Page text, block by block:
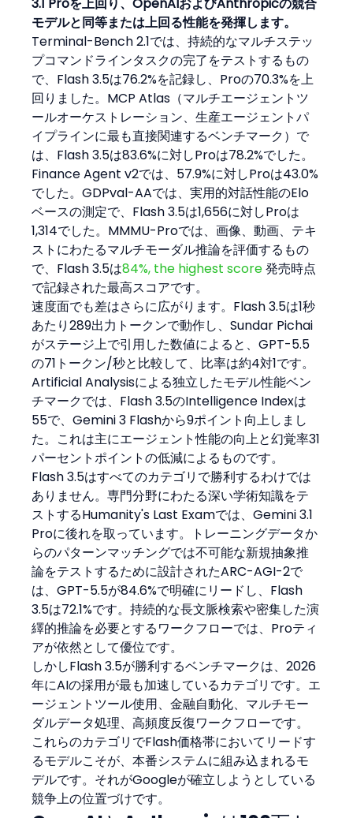
モデルと同等または上回る性能を発揮します。
Terminal-Bench 2.1では、持続的なマルチステッ
プコマンドラインタスクの完了をテストするもの
で、Flash 3.5は76.2%を記録し、Proの70.3%を上
回りました。MCP Atlas（マルチエージェントツ
ールオーケストレーション、生産エージェントパ
イプラインに最も直接関連するベンチマーク）で
は、Flash 3.5は83.6%に対しProは78.2%でした。
Finance Agent v2では、57.9%に対しProは43.0%
でした。GDPval-AAでは、実用的対話性能のElo
ベースの測定で、Flash 3.5は1,656に対しProは
1,314でした。MMMU-Proでは、画像、動画、テキ
ストにわたるマルチモーダル推論を評価するもの
で、Flash 3.5は84%, the highest score 発売時点
で記録された最高スコアです。
速度面でも差はさらに広がります。Flash 3.5は1秒
あたり289出力トークンで動作し、Sundar Pichai
がステージ上で引用した数値によると、GPT-5.5
の71トークン/秒と比較して、比率は約4対1です。
Artificial Analysisによる独立したモデル性能ベン
チマークでは、Flash 3.5のIntelligence Indexは
55で、Gemini 3 Flashから9ポイント向上しまし
た。これは主にエージェント性能の向上と幻覚率31
パーセントポイントの低減によるものです。
Flash 3.5はすべてのカテゴリで勝利するわけでは
ありません。専門分野にわたる深い学術知識をテ
ストするHumanity's Last Examでは、Gemini 3.1
Proに後れを取っています。トレーニングデータか
らのパターンマッチングでは不可能な新規抽象推
論をテストするために設計されたARC-AGI-2で
は、GPT-5.5が84.6%で明確にリードし、Flash
3.5は72.1%です。持続的な長文脈検索や密集した演
繹的推論を必要とするワークフローでは、Proティ
アが依然として優位です。
しかしFlash 3.5が勝利するベンチマークは、2026
年にAIの採用が最も加速しているカテゴリです。エ
ージェントツール使用、金融自動化、マルチモー
ダルデータ処理、高頻度反復ワークフローです。
これらのカテゴリでFlash価格帯においてリードす
るモデルこそが、本番システムに組み込まれるモ
デルです。それがGoogleが確立しようとしている
競争上の位置づけです。